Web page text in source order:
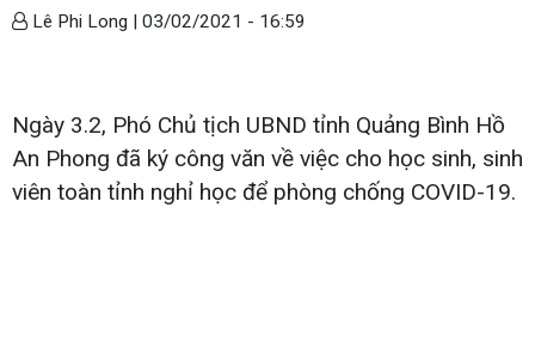
Lê Phi Long | 03/02/2021 - 16:59
Ngày 3.2, Phó Chủ tịch UBND tỉnh Quảng Bình Hồ
An Phong đã ký công văn về việc cho học sinh, sinh
viên toàn tỉnh nghỉ học để phòng chống COVID-19.